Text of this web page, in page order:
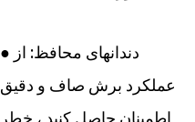
● دندانهای محافظ: از
عملکرد برش صاف و دقیق
اطمینان حاصل کنید ، خطر